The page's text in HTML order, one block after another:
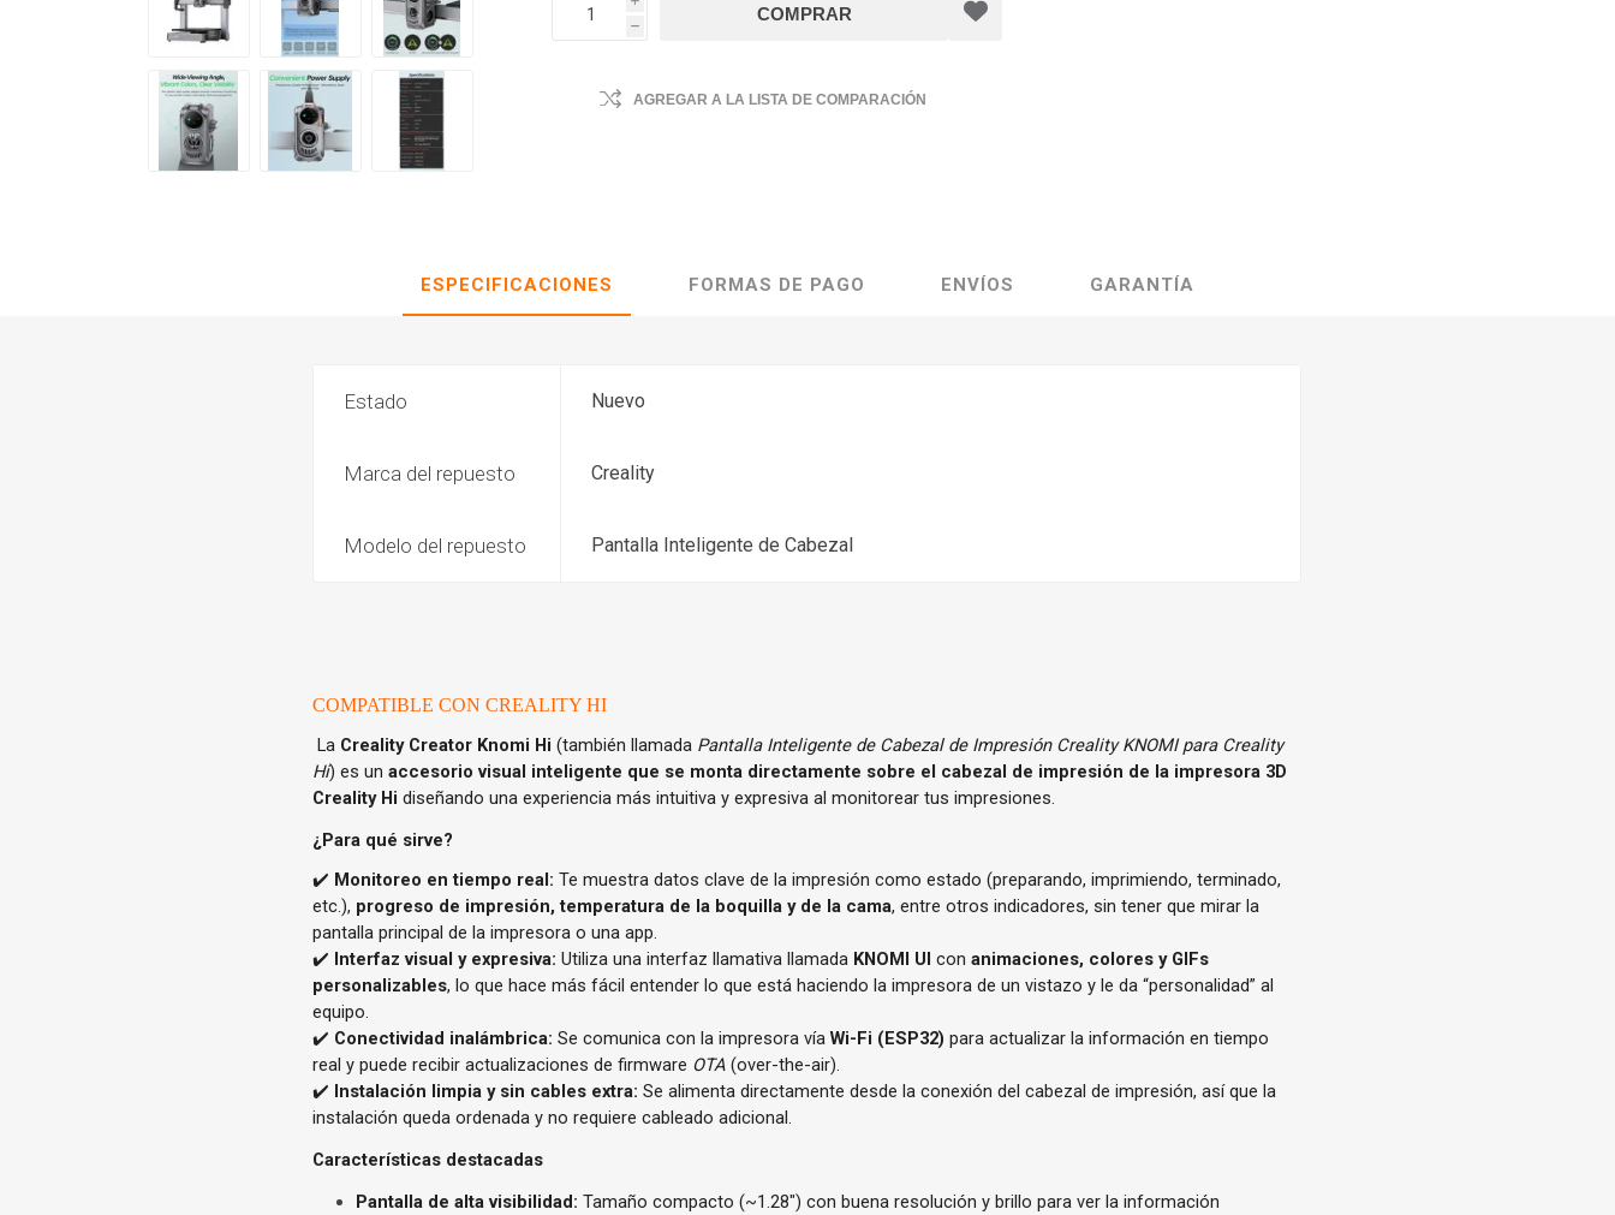
h
AGREGAR A LA LISTA DE COMPARACIÓN
ESPECIFICACIONES FORMAS DE PAGO ENVÍOS GARANTÍA
Estado Nuevo
Marca del repuesto Creality
Modelo del repuesto Pantalla Inteligente de Cabezal
COMPATIBLE CON CREALITY HI
La Creality Creator Knomi Hi (también llamada Pantalla Inteligente de Cabezal de Impresión Creality KNOMI para Creality
Hi) es unaccesorio visual inteligente que se monta directamente sobre el cabezal de impresión de la impresora 3D
Creality Hi diseñando una experiencia más intuitiva y expresiva al monitorear tus impresiones.
¿Para qué sirve?
✔️ Monitoreo en tiempo real: Te muestra datos clave de la impresión como estado (preparando, imprimiendo, terminado,
etc.), progreso de impresión, temperatura de la boquilla y de la cama, entre otros indicadores, sin tener que mirar la
pantalla principal de la impresora o una app.
✔️ Interfaz visual y expresiva: Utiliza una interfaz llamativa llamada KNOMI UI conanimaciones, colores y GIFs
personalizables, lo que hace más fácil entender lo que está haciendo la impresora de un vistazo y le da “personalidad” al
equipo.
✔️ Conectividad inalámbrica: Se comunica con la impresora víaWi-Fi (ESP32) para actualizar la información en tiempo
real y puede recibir actualizaciones de firmware OTA (over-the-air).
✔️ Instalación limpia y sin cables extra: Se alimenta directamente desde la conexión del cabezal de impresión, así que la
instalación queda ordenada y no requiere cableado adicional.
Características destacadas
Pantalla de alta visibilidad: Tamaño compacto (~1.28″) con buena resolución y brillo para ver la información